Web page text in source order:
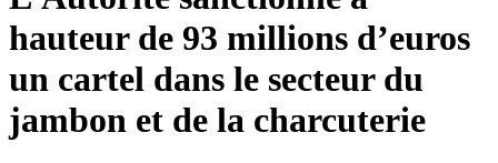
hauteur de 93 millions d’euros
un cartel dans le secteur du
jambon et de la charcuterie